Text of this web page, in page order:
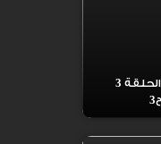
مسلسل إستمر بالتقدم الحلقة 3